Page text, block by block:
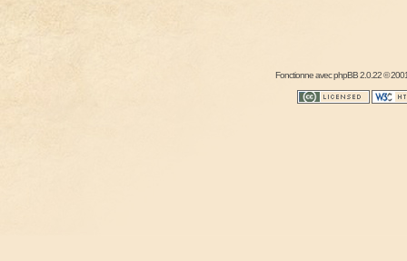
Fonctionne avecphpBB2.0.22 ©